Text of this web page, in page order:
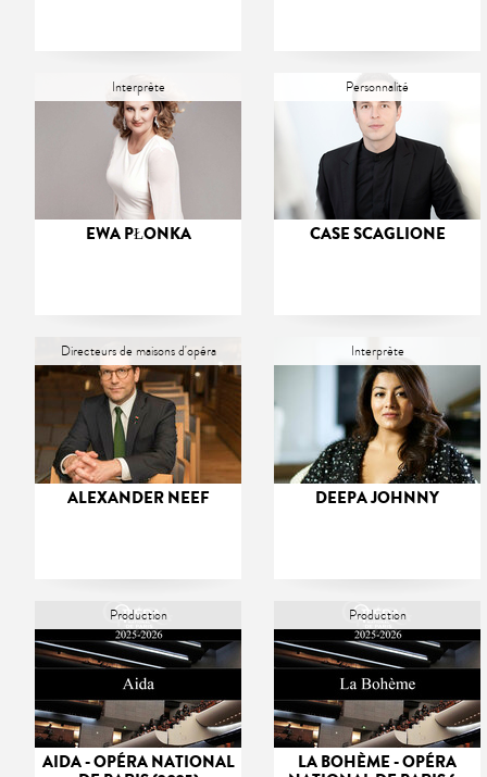
Interprète
EWA PŁONKA
Personnalité
CASE SCAGLIONE
Directeurs de maisons d'opéra
ALEXANDER NEEF
Interprète
DEEPA JOHNNY
Production
AIDA - OPÉRA NATIONAL
Production
LA BOHÈME - OPÉRA